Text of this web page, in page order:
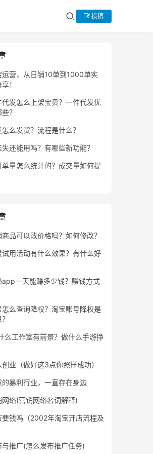
投稿
运营，从日销10单到1000单实
！
代发怎么上架宝贝？一件代发优
？
么发货？流程是什么？
还能用吗？有哪些新功能？
单量怎么统计的？成交量如何提
品可以改价格吗？如何修改？
试用活动有什么效果？有什么好
app一天能赚多少钱？赚钱方式
怎么查询降权？淘宝账号降权是
么工作室有前景？做什么手游挣
业（做好这3点你照样成功）
暴利行业，一直存在身边
网络(营销网络名词解释)
要钱吗（2002年淘宝开店流程及
与推广(怎么发布推广任务)